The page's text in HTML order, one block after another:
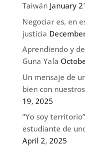
Taiwán January
Negociar es, en
justicia
Aprendiendo y
Guna Yala
Un mensaje de
bien con
19, 2025
“Yo soy
estudiante de
April 2, 2025